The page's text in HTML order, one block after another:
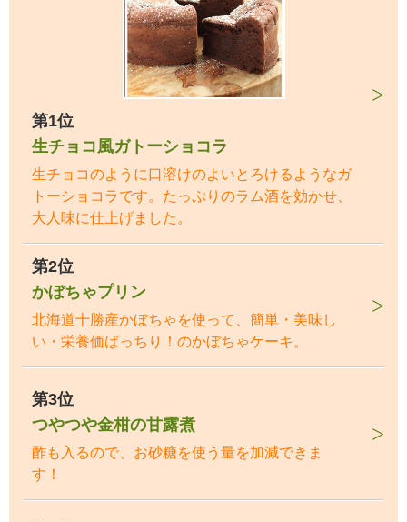
第1位
生チョコ風ガトーショコラ
生チョコのように口溶けのよいとろけるようなガ
トーショコラです。たっぷりのラム酒を効かせ、
大人味に仕上げました。
第2位
かぼちゃプリン
北海道十勝産かぼちゃを使って、簡単・美味し
い・栄養価ばっちり！のかぼちゃケーキ。
第3位
つやつや金柑の甘露煮
酢も入るので、お砂糖を使う量を加減できま
す！